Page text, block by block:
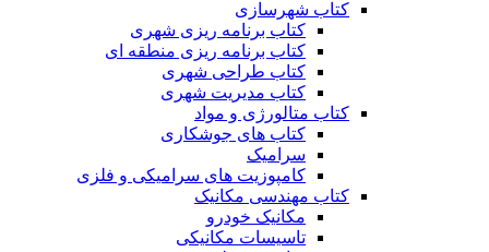
کتاب شهرسازی
کتاب برنامه ریزی شهری
کتاب برنامه ریزی منطقه ای
کتاب طراحی شهری
کتاب مدیریت شهری
کتاب متالورژی و مواد
کتاب های جوشکاری
سرامیک
کامپوزیت های سرامیکی و فلزی
کتاب مهندسی مکانیک
مکانیک خودرو
تاسیسات مکانیکی